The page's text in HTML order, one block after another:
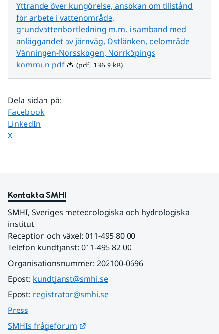
Yttrande över kungörelse, ansökan om tillstånd
för arbete i vattenområde,
grundvattenbortledning m.m. i samband med
anläggandet av järnväg, Ostlänken, delområde
Vänningen-Norsskogen, Norrköpings
kommun.pdfPdf, 136.9 kB.
(pdf, 136.9 kB)
Dela sidan på:
Dela sidan på
Facebook
Dela sidan på
LinkedIn
Dela sidan på
X
Kontakta SMHI
SMHI, Sveriges meteorologiska och hydrologiska
institut
Reception och växel: 011-495 80 00
Telefon kundtjänst: 011-495 82 00
Organisationsnummer: 202100-0696
Epost: kundtjanst@smhi.se
Epost: registrator@smhi.se
Press
SMHIs frågeforum